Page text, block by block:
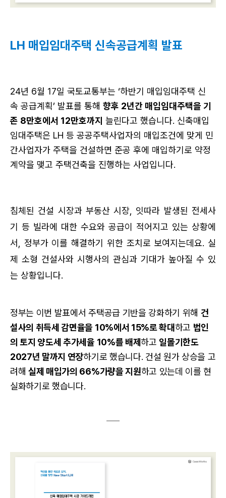
LH 매입임대주택 신속공급계획 발표
24년 6월 17일 국토교통부는 ‘하반기 매입임대주택 신
속 공급계획’ 발표를 통해 향후 2년간 매입임대주택을 기
존 8만호에서 12만호까지 늘린다고 했습니다. 신축매입
임대주택은 LH 등 공공주택사업자의 매입조건에 맞게 민
간사업자가 주택을 건설하면 준공 후에 매입하기로 약정
계약을 맺고 주택건축을 진행하는 사업입니다.
침체된 건설 시장과 부동산 시장, 잇따라 발생된 전세사
기 등 빌라에 대한 수요와 공급이 적어지고 있는 상황에
서, 정부가 이를 해결하기 위한 조치로 보여지는데요. 실
제 소형 건설사와 시행사의 관심과 기대가 높아질 수 있
는 상황입니다.
정부는 이번 발표에서 주택공급 기반을 강화하기 위해 건
설사의 취득세 감면율을 10%에서 15%로 확대하고 법인
의 토지 양도세 추가세율 10%를 배제하고일몰기한도
2027년 말까지 연장하기로 했습니다. 건설 원가 상승을 고
려해실제 매입가의 66%가량을 지원하고 있는데 이를 현
실화하기로 했습니다.